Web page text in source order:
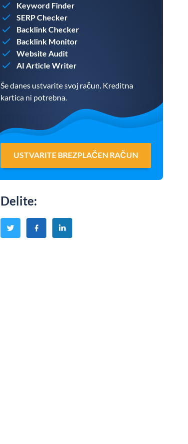
Keyword Finder
SERP Checker
Backlink Checker
Backlink Monitor
Website Audit
AI Article Writer
Še danes ustvarite svoj račun. Kreditna
kartica ni potrebna.
USTVARITE BREZPLAČEN RAČUN
Delite: